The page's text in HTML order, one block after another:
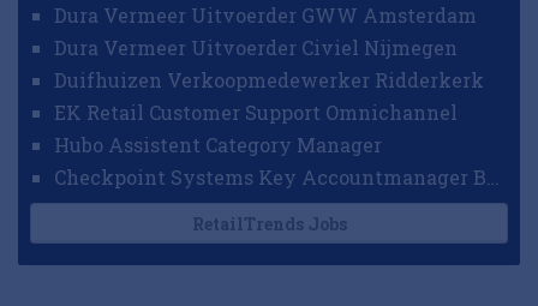
Dura Vermeer Uitvoerder GWW Amsterdam
Dura Vermeer Uitvoerder Civiel Nijmegen
Duifhuizen Verkoopmedewerker Ridderkerk
EK Retail Customer Support Omnichannel
Hubo Assistent Category Manager
RetailTrends Jobs